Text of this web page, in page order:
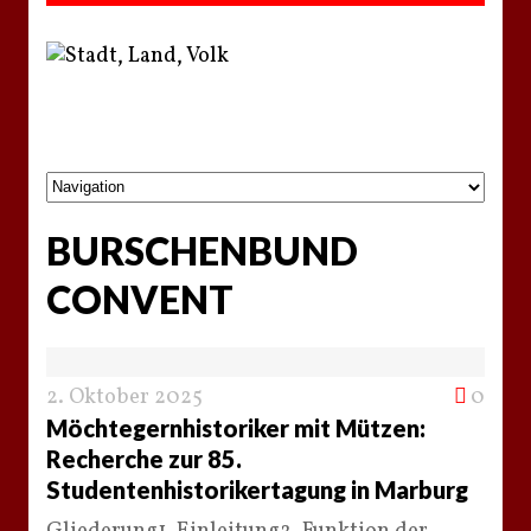
BURSCHENBUND
CONVENT
2. Oktober 2025 0
Möchtegernhistoriker mit Mützen:
Recherche zur 85.
Studentenhistorikertagung in Marburg